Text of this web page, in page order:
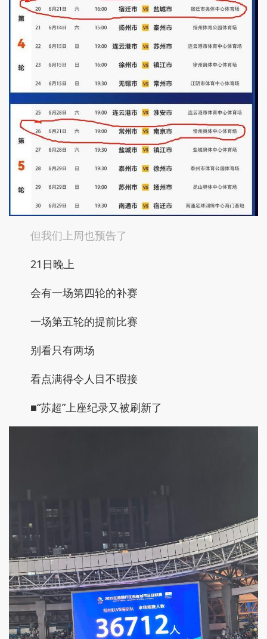
但我们上周也预告了
21日晚上
会有一场第四轮的补赛
一场第五轮的提前比赛
别看只有两场
看点满得令人目不暇接
■“苏超”上座纪录又被刷新了